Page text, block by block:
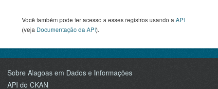
Você também pode ter acesso a esses registros usando a API
(veja Documentação da API).
Sobre Alagoas em Dados e Informações
API do CKAN